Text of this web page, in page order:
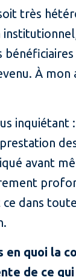
très
À mon
inquiétant
avant
dans
quoi la
de ce